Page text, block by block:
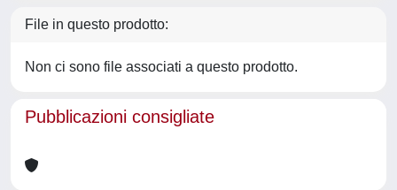
File in questo prodotto:
Non ci sono file associati a questo prodotto.
Pubblicazioni consigliate